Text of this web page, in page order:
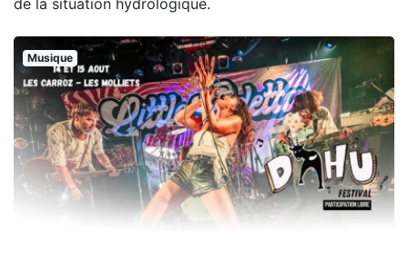
de la situation hydrologique.
Musique